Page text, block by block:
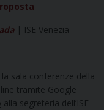
| ISE Venezia
sala conferenze della
tramite Google
alla segreteria dell’ISE